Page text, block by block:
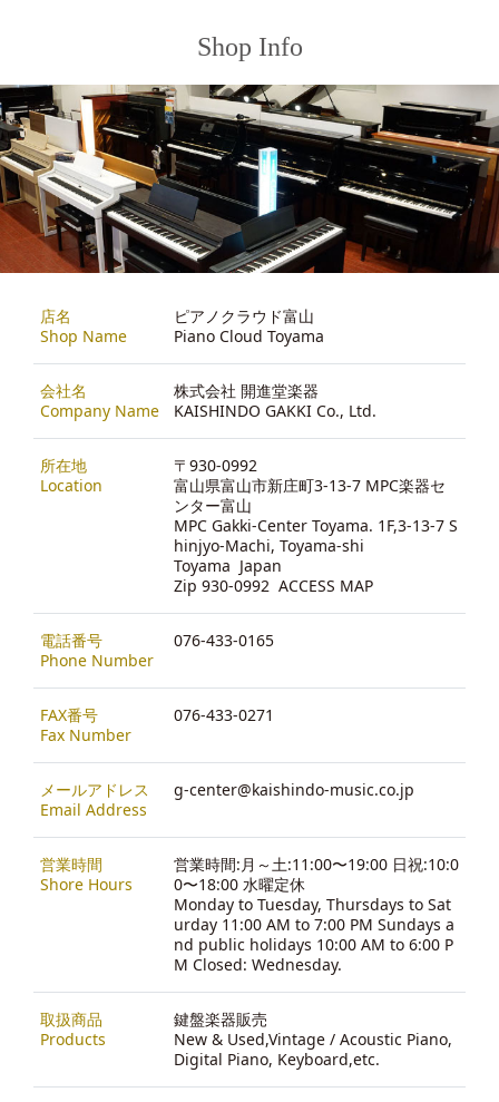
Shop Info
店名
Shop Name
ピアノクラウド富山
Piano Cloud Toyama
会社名
Company Name
株式会社 開進堂楽器
KAISHINDO GAKKI Co., Ltd.
所在地
Location
〒930-0992
富山県富山市新庄町3-13-7 MPC楽器セ
ンター富山
MPC Gakki-Center Toyama. 1F,3-13-7 S
hinjyo-Machi, Toyama-shi
Toyama Japan
Zip 930-0992 ACCESS MAP
電話番号
Phone Number
076-433-0165
FAX番号
Fax Number
076-433-0271
メールアドレス
Email Address
g-center@kaishindo-music.co.jp
営業時間
Shore Hours
営業時間:月～土:11:00〜19:00 日祝:10:0
0〜18:00 水曜定休
Monday to Tuesday, Thursdays to Sat
urday 11:00 AM to 7:00 PM Sundays a
nd public holidays 10:00 AM to 6:00 P
M Closed: Wednesday.
取扱商品
Products
鍵盤楽器販売
New & Used,Vintage / Acoustic Piano,
Digital Piano, Keyboard,etc.